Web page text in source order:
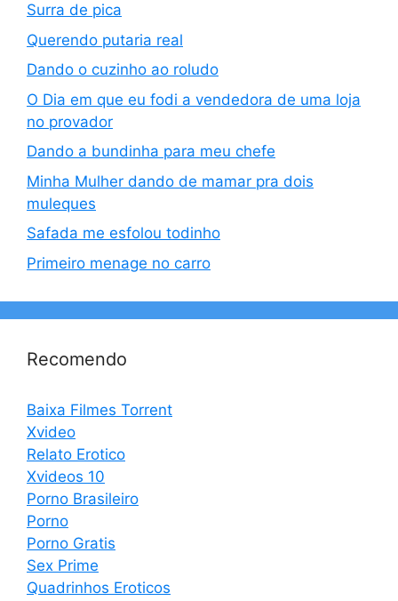
Surra de pica
Querendo putaria real
Dando o cuzinho ao roludo
O Dia em que eu fodi a vendedora de uma loja
no provador
Dando a bundinha para meu chefe
Minha Mulher dando de mamar pra dois
muleques
Safada me esfolou todinho
Primeiro menage no carro
Recomendo
Baixa Filmes Torrent
Xvideo
Relato Erotico
Xvideos 10
Porno Brasileiro
Porno
Porno Gratis
Sex Prime
Quadrinhos Eroticos